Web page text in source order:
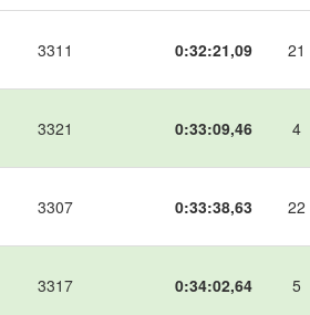
3311 0:32:21,09 21
3321 0:33:09,46 4
3307 0:33:38,63 22
3317 0:34:02,64 5